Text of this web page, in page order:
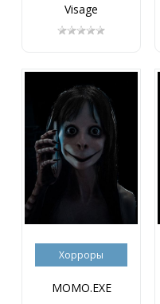
Visage
Хорроры
MOMO.EXE